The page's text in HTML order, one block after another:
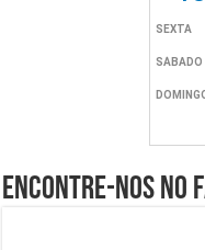
Encontre-nos no